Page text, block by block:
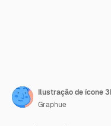
Ilustração de ícone
Graphue